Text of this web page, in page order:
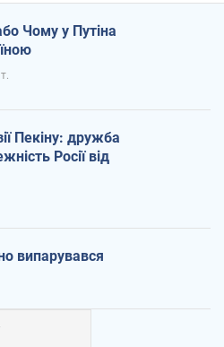
Чому у Путіна
Пекіну: дружба
Росії від
випарувався